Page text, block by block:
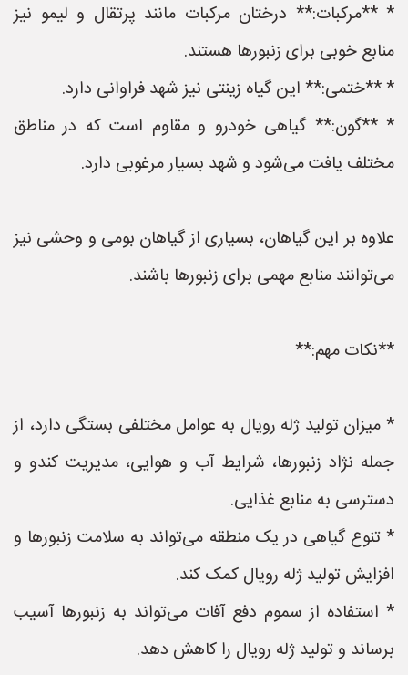
* **مرکبات:** درختان مرکبات مانند پرتقال و لیمو نیز
منابع خوبی برای زنبورها هستند.
* **ختمی:** این گیاه زینتی نیز شهد فراوانی دارد.
* **گون:** گیاهی خودرو و مقاوم است که در مناطق
مختلف یافت می‌شود و شهد بسیار مرغوبی دارد.
علاوه بر این گیاهان، بسیاری از گیاهان بومی و وحشی نیز
می‌توانند منابع مهمی برای زنبورها باشند.
**نکات مهم:**
* میزان تولید ژله رویال به عوامل مختلفی بستگی دارد، از
جمله نژاد زنبورها، شرایط آب و هوایی، مدیریت کندو و
دسترسی به منابع غذایی.
* تنوع گیاهی در یک منطقه می‌تواند به سلامت زنبورها و
افزایش تولید ژله رویال کمک کند.
* استفاده از سموم دفع آفات می‌تواند به زنبورها آسیب
برساند و تولید ژله رویال را کاهش دهد.